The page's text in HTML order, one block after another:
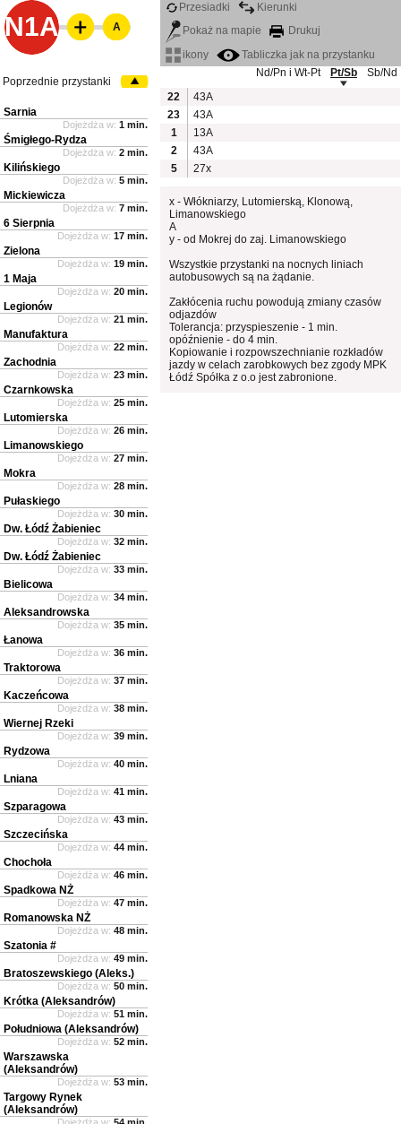
N1A
Przesiadki
Kierunki
Pokaż na mapie
Drukuj
ikony
Tabliczka jak na przystanku
Nd/Pn i Wt-Pt
Pt/Sb
Sb/Nd
22
43A
23
43A
1
13A
2
43A
5
27x
x - Włókniarzy, Lutomierską, Klonową,
Limanowskiego
A
y - od Mokrej do zaj. Limanowskiego
Wszystkie przystanki na nocnych liniach
autobusowych są na żądanie.
Zakłócenia ruchu powodują zmiany czasów
odjazdów
Tolerancja: przyspieszenie - 1 min.
opóźnienie - do 4 min.
Kopiowanie i rozpowszechnianie rozkładów
jazdy w celach zarobkowych bez zgody MPK
Łódź Spółka z o.o jest zabronione.
A
Poprzednie przystanki
Sarnia
Dojeżdża w: 1 min.
Śmigłego-Rydza
Dojeżdża w: 2 min.
Kilińskiego
Dojeżdża w: 5 min.
Mickiewicza
Dojeżdża w: 7 min.
6 Sierpnia
Dojeżdża w: 17 min.
Zielona
Dojeżdża w: 19 min.
1 Maja
Dojeżdża w: 20 min.
Legionów
Dojeżdża w: 21 min.
Manufaktura
Dojeżdża w: 22 min.
Zachodnia
Dojeżdża w: 23 min.
Czarnkowska
Dojeżdża w: 25 min.
Lutomierska
Dojeżdża w: 26 min.
Limanowskiego
Dojeżdża w: 27 min.
Mokra
Dojeżdża w: 28 min.
Pułaskiego
Dojeżdża w: 30 min.
Dw. Łódź Żabieniec
Dojeżdża w: 32 min.
Dw. Łódź Żabieniec
Dojeżdża w: 33 min.
Bielicowa
Dojeżdża w: 34 min.
Aleksandrowska
Dojeżdża w: 35 min.
Łanowa
Dojeżdża w: 36 min.
Traktorowa
Dojeżdża w: 37 min.
Kaczeńcowa
Dojeżdża w: 38 min.
Wiernej Rzeki
Dojeżdża w: 39 min.
Rydzowa
Dojeżdża w: 40 min.
Lniana
Dojeżdża w: 41 min.
Szparagowa
Dojeżdża w: 43 min.
Szczecińska
Dojeżdża w: 44 min.
Chochoła
Dojeżdża w: 46 min.
Spadkowa NŻ
Dojeżdża w: 47 min.
Romanowska NŻ
Dojeżdża w: 48 min.
Szatonia #
Dojeżdża w: 49 min.
Bratoszewskiego (Aleks.)
Dojeżdża w: 50 min.
Krótka (Aleksandrów)
Dojeżdża w: 51 min.
Południowa (Aleksandrów)
Dojeżdża w: 52 min.
Warszawska
(Aleksandrów)
Dojeżdża w: 53 min.
Targowy Rynek
(Aleksandrów)